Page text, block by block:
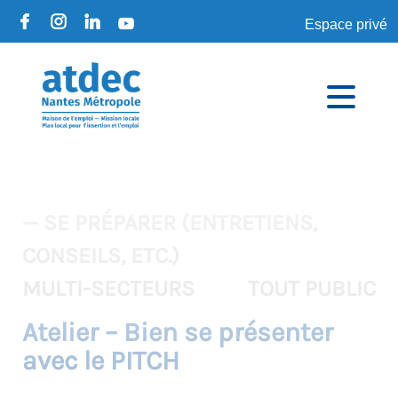
Espace privé
Atelier – Bien se présenter
avec le PITCH